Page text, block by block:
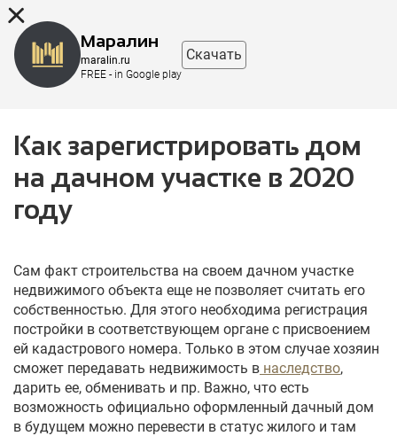
Как зарегистрировать дом
на дачном участке в 2020
году
Сам факт строительства на своем дачном участке
недвижимого объекта еще не позволяет считать его
собственностью. Для этого необходима регистрация
постройки в соответствующем органе с присвоением
ей кадастрового номера. Только в этом случае хозяин
сможет передавать недвижимость в наследство,
дарить ее, обменивать и пр. Важно, что есть
возможность официально оформленный дачный дом
в будущем можно перевести в статус жилого и там
Маралин
maralin.ru
FREE - in Google play
Скачать